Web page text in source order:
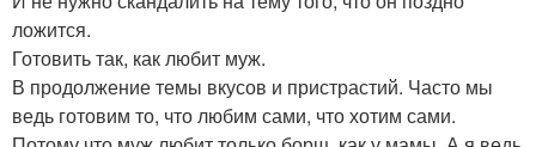
ложится.
Готовить так, как любит муж.
В продолжение темы вкусов и пристрастий. Часто мы
ведь готовим то, что любим сами, что хотим сами.